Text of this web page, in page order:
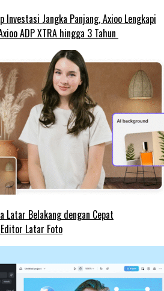
Investasi Jangka Panjang, Axioo Lengkapi
ADP XTRA hingga 3 Tahun
Latar Belakang dengan Cepat
Latar Foto